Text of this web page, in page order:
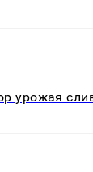
урожая